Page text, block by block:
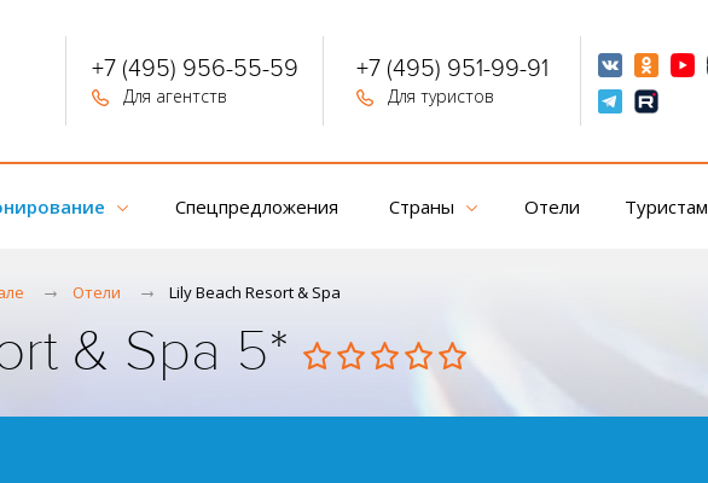
+7 (495) 956-55-59
Для агентств
+7 (495) 951-99-91
Для туристов
Спецпредложения Страны Отели Туристам
Отели Lily Beach Resort & Spa
& Spa 5*